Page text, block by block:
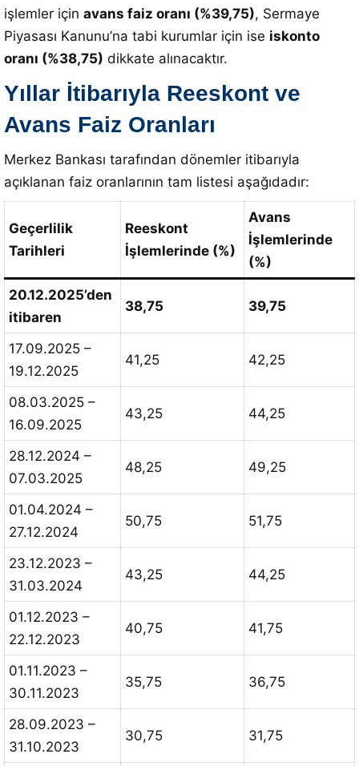
işlemler için avans faiz oranı (%39,75), Sermaye
Piyasası Kanunu’na tabi kurumlar için ise iskonto
oranı (%38,75) dikkate alınacaktır.
Yıllar İtibarıyla Reeskont ve
Avans Faiz Oranları
Merkez Bankası tarafından dönemler itibarıyla
açıklanan faiz oranlarının tam listesi aşağıdadır:
Geçerlilik
Tarihleri
Reeskont
İşlemlerinde (%)
Avans
İşlemlerinde
(%)
20.12.2025’den
itibaren
38,75 39,75
17.09.2025 –
19.12.2025
41,25 42,25
08.03.2025 –
16.09.2025
43,25 44,25
28.12.2024 –
07.03.2025
48,25 49,25
01.04.2024 –
27.12.2024
50,75 51,75
23.12.2023 –
31.03.2024
43,25 44,25
01.12.2023 –
22.12.2023
40,75 41,75
01.11.2023 –
30.11.2023
35,75 36,75
28.09.2023 –
31.10.2023
30,75 31,75